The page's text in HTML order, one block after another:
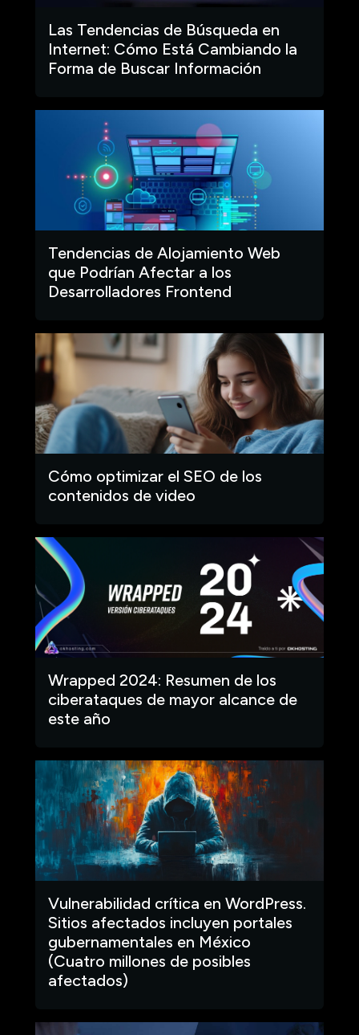
Las Tendencias de Búsqueda en
Internet: Cómo Está Cambiando la
Forma de Buscar Información
Tendencias de Alojamiento Web
que Podrían Afectar a los
Desarrolladores Frontend
Cómo optimizar el SEO de los
contenidos de video
Wrapped 2024: Resumen de los
ciberataques de mayor alcance de
este año
Vulnerabilidad crítica en WordPress.
Sitios afectados incluyen portales
gubernamentales en México
(Cuatro millones de posibles
afectados)